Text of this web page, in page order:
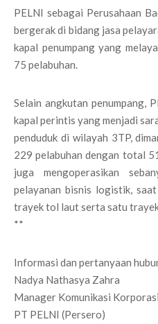
PELNI sebagai Perusahaan
bergerak di bidang jasa
kapal penumpang yang
75 pelabuhan.
Selain angkutan penumpang,
kapal perintis yang menjadi
penduduk di wilayah 3TP,
229 pelabuhan dengan total
juga mengoperasikan
pelayanan bisnis logistik,
trayek tol laut serta satu
**
Informasi dan pertanyaan
Nadya Nathasya Zahra
Manager Komunikasi Korporasi
PT PELNI (Persero)